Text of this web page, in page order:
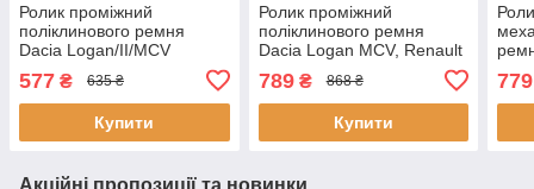
Ролик проміжний
поліклинового ремня
Dacia Logan/II/MCV
Kubistar, Renault Clio
II/Kangoo/Stepway II/Thalia
577 ₴ 635 ₴
Купити
Ролик проміжний
поліклинового ремня
Dacia Logan MCV, Renault
II/Kangoo/Express/Logan
I/Megane
789₴ 868 ₴
Купити
779
Акційні пропозиції та новинки